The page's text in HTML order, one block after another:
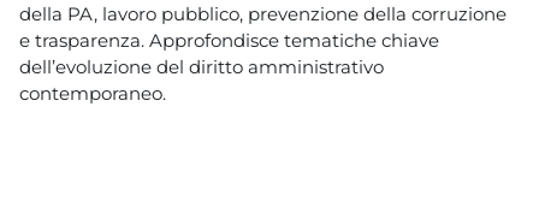
della PA, lavoro pubblico, prevenzione della corruzione
e trasparenza. Approfondisce tematiche chiave
dell’evoluzione del diritto amministrativo
contemporaneo.